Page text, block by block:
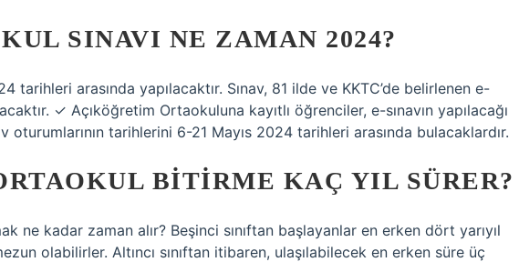
SINAVI NE ZAMAN 2024?
tarihleri ​​arasında yapılacaktır. Sınav, 81 ilde ve KKTC’de belirlenen e-
✓ Açıköğretim Ortaokuluna kayıtlı öğrenciler, e-sınavın yapılacağı
oturumlarının tarihlerini 6-21 Mayıs 2024 tarihleri ​​arasında bulacaklardır.
BITIRME KAÇ YIL SÜRER?
ne kadar zaman alır? Beşinci sınıftan başlayanlar en erken dört yarıyıl
olabilirler. Altıncı sınıftan itibaren, ulaşılabilecek en erken süre üç